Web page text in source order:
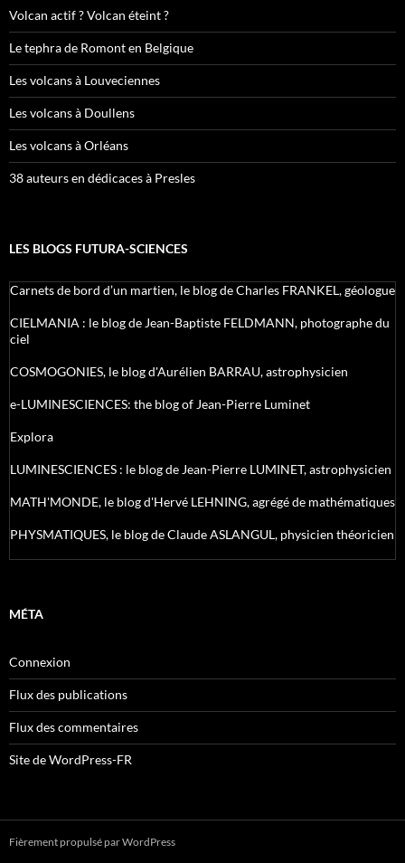
Volcan actif ? Volcan éteint ?
Le tephra de Romont en Belgique
Les volcans à Louveciennes
Les volcans à Doullens
Les volcans à Orléans
38 auteurs en dédicaces à Presles
LES BLOGS FUTURA-SCIENCES
Carnets de bord d’un martien, le blog de Charles FRANKEL, géologue
CIELMANIA : le blog de Jean-Baptiste FELDMANN, photographe du
ciel
COSMOGONIES, le blog d'Aurélien BARRAU, astrophysicien
e-LUMINESCIENCES: the blog of Jean-Pierre Luminet
Explora
LUMINESCIENCES : le blog de Jean-Pierre LUMINET, astrophysicien
MATH'MONDE, le blog d'Hervé LEHNING, agrégé de mathématiques
PHYSMATIQUES, le blog de Claude ASLANGUL, physicien théoricien
MÉTA
Connexion
Flux des publications
Flux des commentaires
Site de WordPress-FR
Fièrement propulsé par WordPress